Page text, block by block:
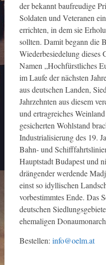
der bekannt baufreudige
Soldaten und Veteranen
errichten, in dem sie
sollten. Damit begann die
Wiederbesiedelung dieses
Namen „Hochfürstliches
im Laufe der nächsten
aus deutschen Landen,
Jahrzehnten aus diesem
und ertragreiches
gesicherten Wohlstand
Industrialisierung des 19.
Bahn- und
Hauptstadt Budapest und
drängender werdende
einst so idyllischen
vorbestimmtes Ende. Das
deutschen
ehemaligen
Bestellen: info@oelm.at